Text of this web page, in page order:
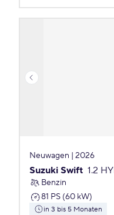
Neuwagen | 2026
Suzuki Swift 1.2
Benzin
81 PS (60 kW)
in 3 bis 5 Monaten